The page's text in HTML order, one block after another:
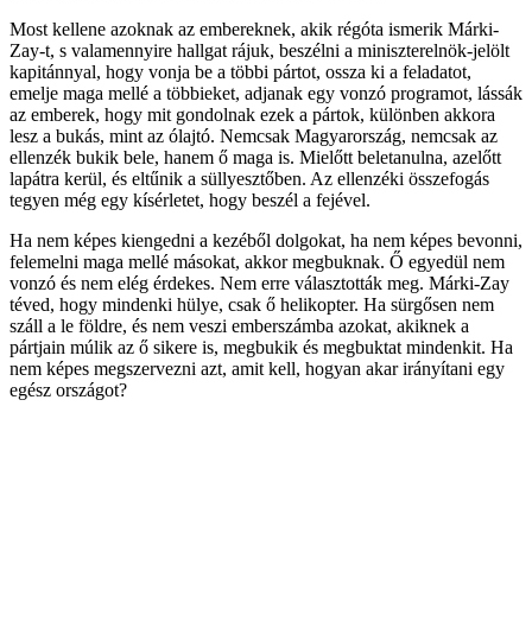
Most kellene azoknak az embereknek, akik régóta ismerik Márki-
Zay-t, s valamennyire hallgat rájuk, beszélni a miniszterelnök-jelölt
kapitánnyal, hogy vonja be a többi pártot, ossza ki a feladatot,
emelje maga mellé a többieket, adjanak egy vonzó programot, lássák
az emberek, hogy mit gondolnak ezek a pártok, különben akkora
lesz a bukás, mint az ólajtó. Nemcsak Magyarország, nemcsak az
ellenzék bukik bele, hanem ő maga is. Mielőtt beletanulna, azelőtt
lapátra kerül, és eltűnik a süllyesztőben. Az ellenzéki összefogás
tegyen még egy kísérletet, hogy beszél a fejével.
Ha nem képes kiengedni a kezéből dolgokat, ha nem képes bevonni,
felemelni maga mellé másokat, akkor megbuknak. Ő egyedül nem
vonzó és nem elég érdekes. Nem erre választották meg. Márki-Zay
téved, hogy mindenki hülye, csak ő helikopter. Ha sürgősen nem
száll a le földre, és nem veszi emberszámba azokat, akiknek a
pártjain múlik az ő sikere is, megbukik és megbuktat mindenkit. Ha
nem képes megszervezni azt, amit kell, hogyan akar irányítani egy
egész országot?